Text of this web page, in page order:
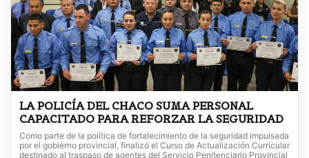
LA POLICÍA DEL CHACO SUMA PERSONAL
CAPACITADO PARA REFORZAR LA SEGURIDAD
Como parte de la política de fortalecimiento de la seguridad impulsada
por el gobierno provincial, finalizó el Curso de Actualización Curricular
destinado al traspaso de agentes del Servicio Penitenciario Provincial